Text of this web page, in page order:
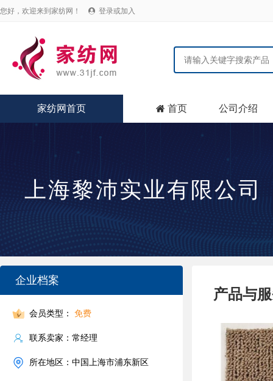
您好，欢迎来到家纺网！  登录或加入
家纺网首页  首页 公司介绍
上海黎沛实业有限公司
企业档案
会员类型： 免费
联系卖家：常经理
所在地区：中国上海市浦东新区
产品与